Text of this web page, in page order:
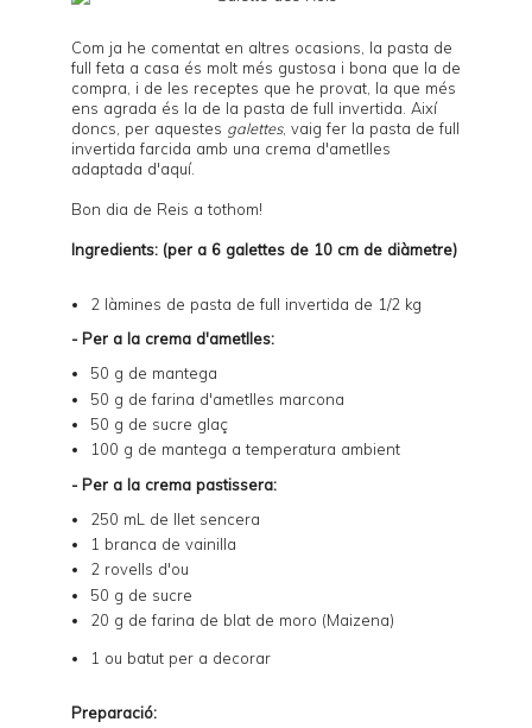
Com ja he comentat en altres ocasions, la pasta de
full feta a casa és molt més gustosa i bona que la de
compra, i de les receptes que he provat, la que més
ens agrada és la de la pasta de full invertida . Així
doncs, per aquestes galettes, vaig fer la pasta de full
invertida farcida amb una crema d'ametlles
adaptada d'aquí.
Bon dia de Reis a tothom!
Ingredients: (per a 6 galettes de 10 cm de diàmetre)
2 làmines de pasta de full invertida de 1/2 kg
- Per a la crema d'ametlles:
50 g de mantega
50 g de farina d'ametlles marcona
50 g de sucre glaç
100 g de mantega a temperatura ambient
- Per a la crema pastissera:
250 mL de llet sencera
1 branca de vainilla
2 rovells d'ou
50 g de sucre
20 g de farina de blat de moro (Maizena)
1 ou batut per a decorar
Preparació: